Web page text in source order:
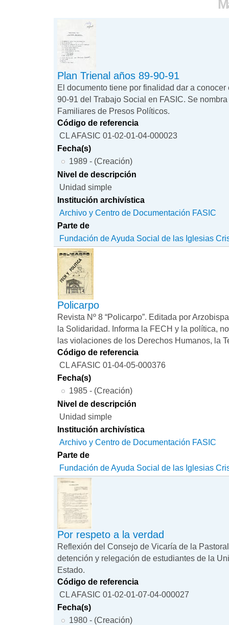
Plan Trienal años 89-90-91
El documento tiene por finalidad dar a
90-91 del Trabajo Social en FASIC. Se
Familiares de Presos Políticos.
Código de referencia
CL AFASIC 01-02-01-04-000023
Fecha(s)
1989 - (Creación)
Nivel de descripción
Unidad simple
Institución archivística
Archivo y Centro de Documentación FASIC
Parte de
Fundación de Ayuda Social de las Iglesias
Policarpo
Revista Nº 8 “Policarpo”. Editada por
la Solidaridad. Informa la FECH y la política,
las violaciones de los Derechos Humanos, la
Código de referencia
CL AFASIC 01-04-05-000376
Fecha(s)
1985 - (Creación)
Nivel de descripción
Unidad simple
Institución archivística
Archivo y Centro de Documentación FASIC
Parte de
Fundación de Ayuda Social de las Iglesias
Por respeto a la verdad
Reflexión del Consejo de Vicaría de la
detención y relegación de estudiantes de la
Estado.
Código de referencia
CL AFASIC 01-02-01-07-04-000027
Fecha(s)
1980 - (Creación)